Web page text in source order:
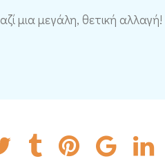
μια μεγάλη, θετική αλλαγή!